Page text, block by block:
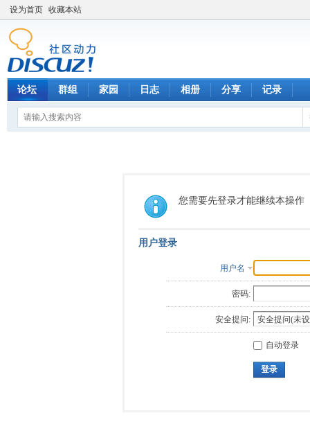
设为首页 收藏本站
论坛 群组 家园 日志 相册 分享 记录
您需要先登录才能继续本操作
用户登录
用户名
密码:
安全提问:
自动登录
登录